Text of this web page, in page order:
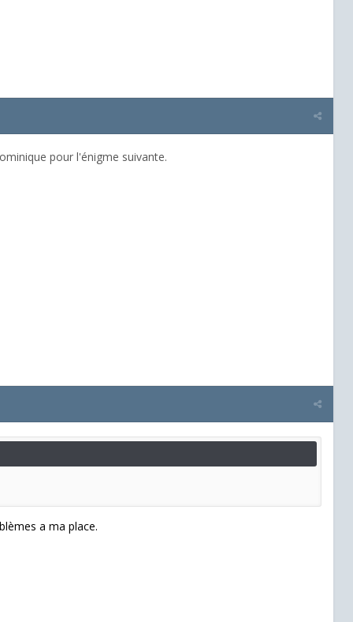
pour l'énigme suivante.
a ma place.